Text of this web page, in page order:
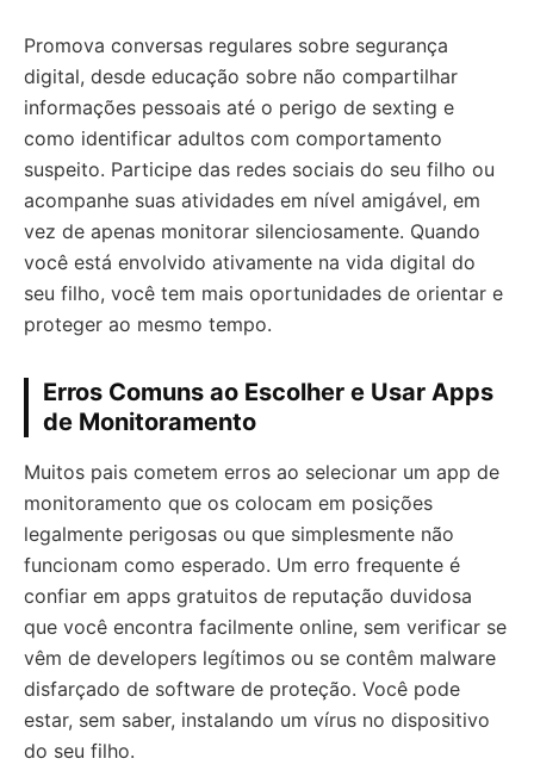
Promova conversas regulares sobre segurança
digital, desde educação sobre não compartilhar
informações pessoais até o perigo de sexting e
como identificar adultos com comportamento
suspeito. Participe das redes sociais do seu filho ou
acompanhe suas atividades em nível amigável, em
vez de apenas monitorar silenciosamente. Quando
você está envolvido ativamente na vida digital do
seu filho, você tem mais oportunidades de orientar e
proteger ao mesmo tempo.
Erros Comuns ao Escolher e Usar Apps
de Monitoramento
Muitos pais cometem erros ao selecionar um app de
monitoramento que os colocam em posições
legalmente perigosas ou que simplesmente não
funcionam como esperado. Um erro frequente é
confiar em apps gratuitos de reputação duvidosa
que você encontra facilmente online, sem verificar se
vêm de developers legítimos ou se contêm malware
disfarçado de software de proteção. Você pode
estar, sem saber, instalando um vírus no dispositivo
do seu filho.